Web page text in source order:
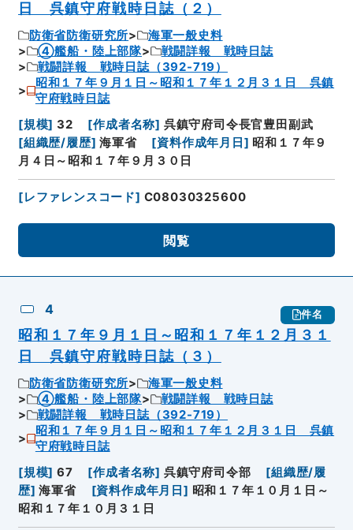
日 呉鎮守府戦時日誌（２）
防衛省防衛研究所
海軍一般史料
④艦船・陸上部隊
戦闘詳報 戦時日誌
戦闘詳報 戦時日誌（392-719）
昭和１７年９月１日～昭和１７年１２月３１日 呉鎮
守府戦時日誌
[規模] 32 [作成者名称] 呉鎮守府司令長官豊田副武
[組織歴/履歴] 海軍省 [資料作成年月日 ] 昭和１７年９
月４日～昭和１７年９月３０日
[レファレンスコード] C08030325600
閲覧
4 件名
昭和１７年９月１日～昭和１７年１２月３１
日 呉鎮守府戦時日誌（３）
防衛省防衛研究所
海軍一般史料
④艦船・陸上部隊
戦闘詳報 戦時日誌
戦闘詳報 戦時日誌（392-719）
昭和１７年９月１日～昭和１７年１２月３１日 呉鎮
守府戦時日誌
[規模] 67 [作成者名称] 呉鎮守府司令部 [組織歴/履
歴] 海軍省 [資料作成年月日] 昭和１７年１０月１日～
昭和１７年１０月３１日